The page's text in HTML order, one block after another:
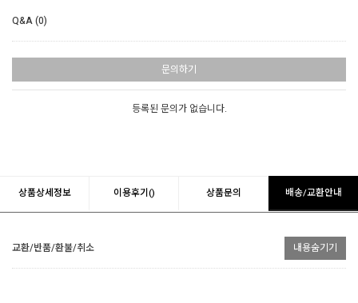
Q&A (0)
문의하기
등록된 문의가 없습니다.
상품상세정보 이용후기() 상품문의 배송/교환안내
교환/반품/환불/취소 내용숨기기